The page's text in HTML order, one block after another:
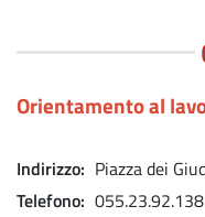
Orientamento al
Indirizzo Piazza dei
Telefono 055.23.92.138